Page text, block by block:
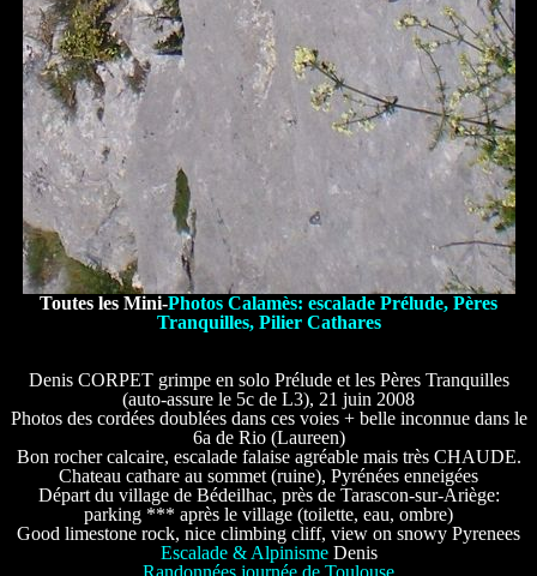
Toutes les Mini-Photos Calamès: escalade Prélude, Pères
Tranquilles, Pilier Cathares
Denis CORPET grimpe en solo Prélude et les Pères Tranquilles
(auto-assure le 5c de L3), 21 juin 2008
Photos des cordées doublées dans ces voies + belle inconnue dans le
6a de Rio (Laureen)
Bon rocher calcaire, escalade falaise agréable mais très CHAUDE.
Chateau cathare au sommet (ruine), Pyrénées enneigées
Départ du village de Bédeilhac, près de Tarascon-sur-Ariège:
parking *** après le village (toilette, eau, ombre)
Good limestone rock, nice climbing cliff, view on snowy Pyrenees
Escalade & AlpinismeDenis
Randonnées journée de Toulouse